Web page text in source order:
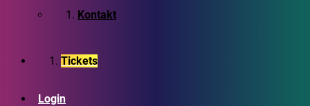
Kontakt
Tickets
Login